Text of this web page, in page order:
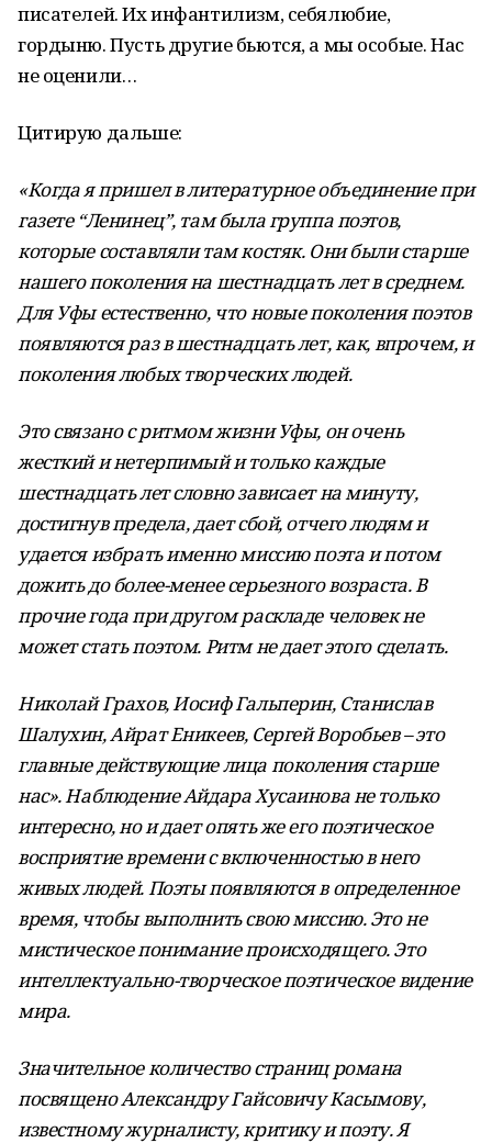
писателей. Их инфантилизм, себялюбие,
гордыню. Пусть другие бьются, а мы особые. Нас
не оценили…
Цитирую дальше:
«Когда я пришел в литературное объединение при
газете “Ленинец”, там была группа поэтов,
которые составляли там костяк. Они были старше
нашего поколения на шестнадцать лет в среднем.
Для Уфы естественно, что новые поколения поэтов
появляются раз в шестнадцать лет, как, впрочем, и
поколения любых творческих людей.
Это связано с ритмом жизни Уфы, он очень
жесткий и нетерпимый и только каждые
шестнадцать лет словно зависает на минуту,
достигнув предела, дает сбой, отчего людям и
удается избрать именно миссию поэта и потом
дожить до более-менее серьезного возраста. В
прочие года при другом раскладе человек не
может стать поэтом. Ритм не дает этого сделать.
Николай Грахов, Иосиф Гальперин, Станислав
Шалухин, Айрат Еникеев, Сергей Воробьев – это
главные действующие лица поколения старше
нас». Наблюдение Айдара Хусаинова не только
интересно, но и дает опять же его поэтическое
восприятие времени с включенностью в него
живых людей. Поэты появляются в определенное
время, чтобы выполнить свою миссию. Это не
мистическое понимание происходящего. Это
интеллектуально-творческое поэтическое видение
мира.
Значительное количество страниц романа
посвящено Александру Гайсовичу Касымову,
известному журналисту, критику и поэту. Я